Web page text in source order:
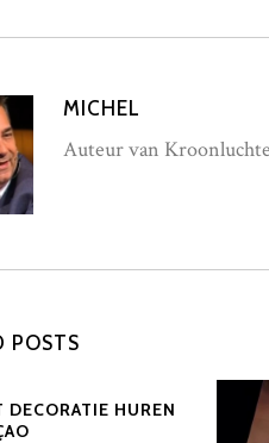
MICHEL
Auteur van
POSTS
DECORATIE HUREN